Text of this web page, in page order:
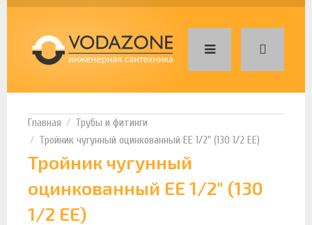
Трубы и фитинги
Тройник чугунный оцинкованный ЕЕ 1/2" (130 1/2 EE)
Тройник чугунный
оцинкованный ЕЕ 1/2" (130
1/2 EE)